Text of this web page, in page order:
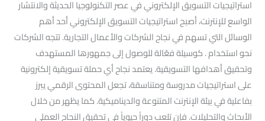
استراتيجيات التسويق الإلكتروني في عصر التكنولوجيا الحديثة والانتشار
الواسع للإنترنت، أصبح استراتيجيات التسويق الإلكتروني أحد أهم
الوسائل التي تسهم في نجاح الشركات والأعمال التجارية. تتجه الشركات
نحو استخدام . كوسيلة فعّالة للوصول إلى جمهورها المستهدف
وتحقيق أهدافها التسويقية. يعتمد نجاح أي حملة تسويقية إلكترونية
على استراتيجيات مدروسة ومتناسقة، تجعل المحتوى الرقمي يبرز
بفاعلية في بيئة الإنترنت المتنوعة والديناميكية. كما يظهر من خلال
الأبحاث والتحليلات. فإن تلعب دوراً حيوياً في تحقيق النجاح العملي